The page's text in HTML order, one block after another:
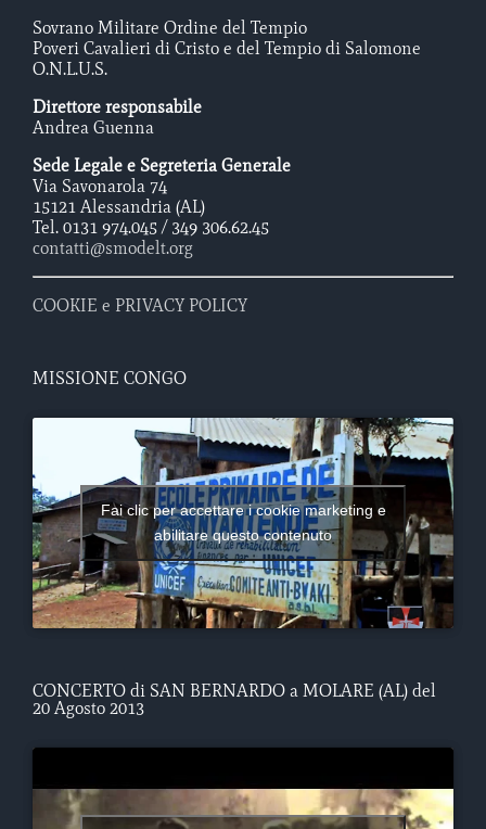
Sovrano Militare Ordine del Tempio
Poveri Cavalieri di Cristo e del Tempio di Salomone
O.N.L.U.S.
Direttore responsabile
Andrea Guenna
Sede Legale e Segreteria Generale
Via Savonarola 74
15121 Alessandria (AL)
Tel. 0131 974.045 / 349 306.62.45
contatti@smodelt.org
COOKIE e PRIVACY POLICY
MISSIONE CONGO
Fai clic per accettare i cookie marketing e
abilitare questo contenuto
CONCERTO di SAN BERNARDO a MOLARE (AL) del
20 Agosto 2013